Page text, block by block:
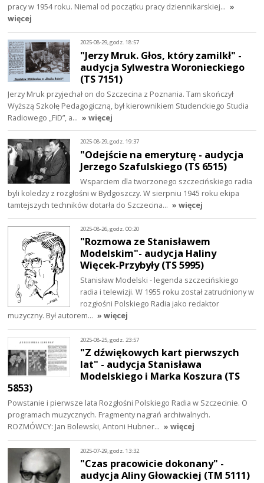
pracy w 1954 roku. Niemal od początku pracy dziennikarskiej… »
więcej
2025-08-29, godz. 18:57
"Jerzy Mruk. Głos, który zamilkł" -
audycja Sylwestra Woronieckiego
(TS 7151)
Jerzy Mruk przyjechał on do Szczecina z Poznania. Tam skończył
Wyższą Szkołę Pedagogiczną, był kierownikiem Studenckiego Studia
Radiowego „FiD”, a… » więcej
2025-08-29, godz. 19:37
"Odejście na emeryturę - audycja
Jerzego Szafulskiego (TS 6515)
Wsparciem dla tworzonego szczecińskiego radia
byli koledzy z rozgłośni w Bydgoszczy. W sierpniu 1945 roku ekipa
tamtejszych techników dotarła do Szczecina… » więcej
2025-08-26, godz. 00:20
"Rozmowa ze Stanisławem
Modelskim"- audycja Haliny
Więcek-Przybyły (TS 5995)
Stanisław Modelski - legenda szczecińskiego
radia i telewizji. W 1955 roku został zatrudniony w
rozgłośni Polskiego Radia jako redaktor
muzyczny. Był autorem… » więcej
2025-08-25, godz. 23:57
"Z dźwiękowych kart pierwszych
lat" - audycja Stanisława
Modelskiego i Marka Koszura (TS
5853)
Powstanie i pierwsze lata Rozgłośni Polskiego Radia w Szczecinie. O
programach muzycznych. Fragmenty nagrań archiwalnych.
ROZMÓWCY: Jan Bolewski, Antoni Hubner… » więcej
2025-07-29, godz. 13:32
"Czas pracowicie dokonany" -
audycja Aliny Głowackiej (TM 5111)